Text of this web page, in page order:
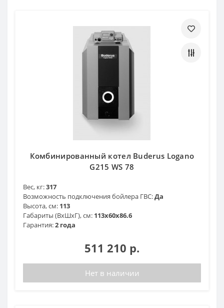
Комбинированный котел Buderus Logano
G215 WS 78
Вес, кг:317
Возможность подключения бойлера ГВС:Да
Высота, см: 113
Габариты (ВхШхГ), см: 113x60x86.6
Гарантия:2 года
511 210 р.
Нет в наличии